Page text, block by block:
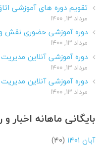
تقویم دوره های آموزشی اتاق
مرداد ۱۳, ۱۴۰۰
دوره آموزشی حضوری نقش
مرداد ۱۳, ۱۴۰۰
دوره آموزشی آنلاین
مرداد ۱۳, ۱۴۰۰
دوره آموزشی آنلاین
مرداد ۱۳, ۱۴۰۰
بایگانی ماهانه اخبار
آبان ۱۴۰۱ (۴۰)